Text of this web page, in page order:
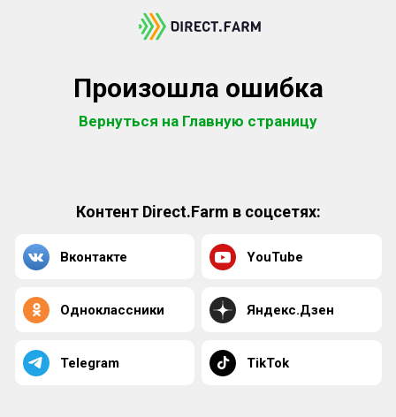
Произошла ошибка
Вернуться на Главную страницу
Контент Direct.Farm в соцсетях:
Вконтакте YouTube
Одноклассники Яндекс.Дзен
Telegram TikTok